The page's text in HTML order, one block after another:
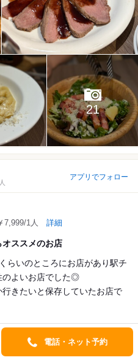
21
アプリでフォロー
7,999/1人 詳細
ススメのお店
らいのところにお店があり駅チ
のよいお店でした◎
きたいと保存していたお店で
詳細を見る
電話・ネット予約